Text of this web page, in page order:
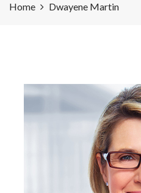
Home Dwayene Martin